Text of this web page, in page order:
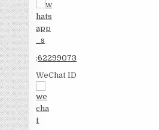
:62299073
WeChat ID